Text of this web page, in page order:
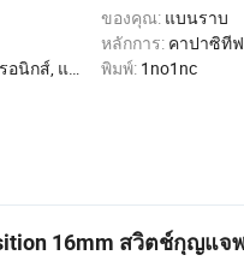
ของคุณ: แบนราบ
หลักการ: คาปาซิทีฟ
รงแรม, การค้า, หน้าแรก พิมพ์: 1no1nc
16mm สวิตช์กุญแจ